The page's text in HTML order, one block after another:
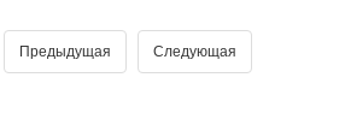
Предыдущая Следующая